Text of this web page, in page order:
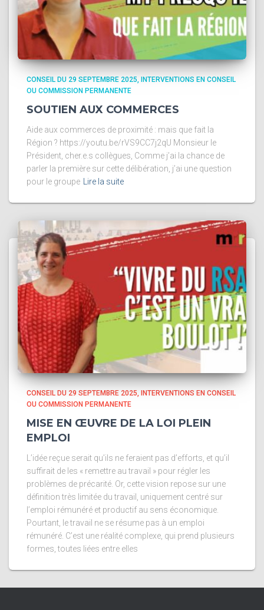
CONSEIL DU 29 SEPTEMBRE 2025
INTERVENTIONS EN CONSEIL
OU COMMISSION PERMANENTE
SOUTIEN AUX COMMERCES
Aide aux commerces de proximité : mais que fait la
Région ? https://youtu.be/rVS9CC7j2qU Monsieur le
Président, cher.e.s collègues, Comme j’ai la chance de
parler la première sur cette délibération, j’ai une question
pour le groupe Lire la suite
CONSEIL DU 29 SEPTEMBRE 2025
INTERVENTIONS EN CONSEIL
OU COMMISSION PERMANENTE
MISE EN ŒUVRE DE LA LOI PLEIN
EMPLOI
L’idée reçue serait qu’ils ne feraient pas d’efforts, et qu’il
suffirait de les « remettre au travail » pour régler les
problèmes de précarité. Or, cette vision repose sur une
définition très limitée du travail, uniquement centré sur
l’emploi rémunéré et productif au sens économique.
Pourtant, le travail ne se résume pas à un emploi
rémunéré. C’est une réalité complexe, qui prend plusieurs
formes, toutes liées entre elles